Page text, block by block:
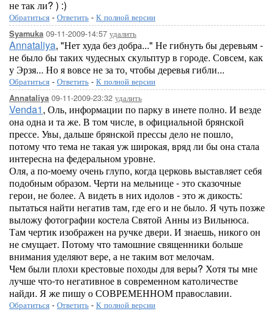
не так ли? ) :)
Обратиться - Ответить - К полной версии
Syamuka 09-11-2009-14:57 удалить
Annataliya, "Нет худа без добра..." Не гибнуть бы деревьям -
не было бы таких чудесных скульптур в городе. Совсем, как
у Эрзя... Но я вовсе не за то, чтобы деревья гибли...
Обратиться - Ответить - К полной версии
Annataliya 09-11-2009-23:32 удалить
Venda1, Оль, информации по парку в инете полно. И везде
она одна и та же. В том числе, в официальной брянской
прессе. Увы, дальше брянской прессы дело не пошло,
потому что тема не такая уж широкая, вряд ли бы она стала
интересна на федеральном уровне.
Оля, а по-моему очень глупо, когда церковь выставляет себя
подобным образом. Черти на мельнице - это сказочные
герои, не более. А видеть в них идолов - это ж дикость:
пытаться найти негатив там, где его и не было. Я чуть позже
выложу фотографии костела Святой Анны из Вильнюса.
Там чертик изображен на ручке двери. И знаешь, никого он
не смущает. Потому что тамошние священники больше
внимания уделяют вере, а не таким вот мелочам.
Чем были плохи крестовые походы для веры? Хотя ты мне
лучше что-то негативное в современном католичестве
найди. Я же пишу о СОВРЕМЕННОМ православии.
Обратиться - Ответить - К полной версии